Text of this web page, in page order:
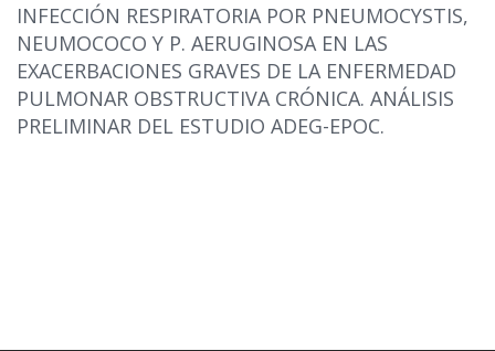
INFECCIÓN RESPIRATORIA POR PNEUMOCYSTIS,
NEUMOCOCO Y P. AERUGINOSA EN LAS
EXACERBACIONES GRAVES DE LA ENFERMEDAD
PULMONAR OBSTRUCTIVA CRÓNICA. ANÁLISIS
PRELIMINAR DEL ESTUDIO ADEG-EPOC.